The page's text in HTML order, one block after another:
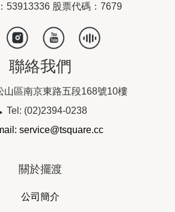
53913336 股票代碼：7679
聯絡我們
山區南京東路五段168號10樓
Tel: (02)2394-0238
service@tsquare.cc
關於擺渡
公司簡介